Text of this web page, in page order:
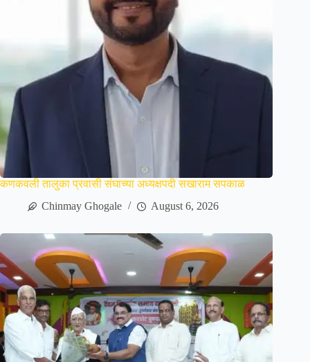
कणकवली तालुका प्रवासी संघाच्या अध्यक्षपदी सखाराम सपकाळ
Chinmay Ghogale
August 6, 2026